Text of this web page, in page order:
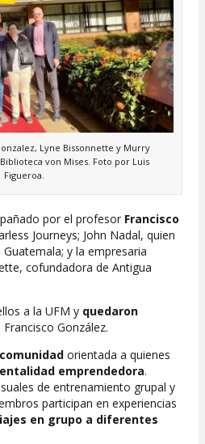
Lyne Bissonnette y Murry
von Mises. Foto por Luis
Figueroa.
por el profesor Francisco
Journeys; John Nadal, quien
y la empresaria
cofundadora de Antigua
a la UFM y quedaron
González.
comunidad orientada a quienes
emprendedora.
de entrenamiento grupal y
participan en experiencias
en grupo a diferentes